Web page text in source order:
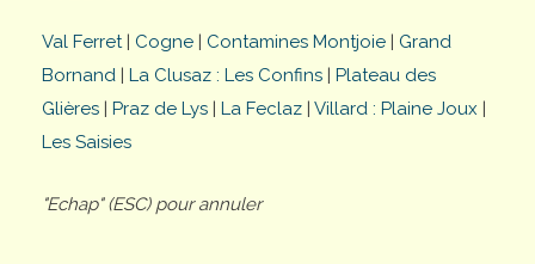
Val Ferret| Cogne | Contamines Montjoie | Grand
Bornand | La Clusaz : Les Confins | Plateau des
Glières | Praz de Lys | La Feclaz | Villard : Plaine Joux |
Les Saisies
"Echap" (ESC) pour annuler